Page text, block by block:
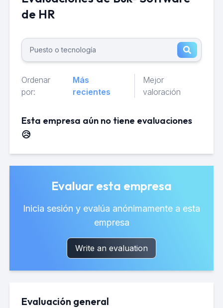
de HR
Ordenar
por:
Más
recientes
Mejor
valoración
Esta empresa aún no tiene evaluaciones
😥
Evaluar esta empresa
Inicia sesión y evalúa anónimamente a esta
empresa
Write an evaluation
Evaluación general